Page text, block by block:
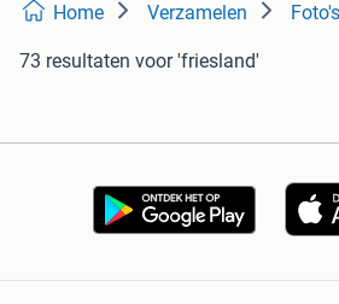
Home Verzamelen
73 resultaten voor 'friesland'